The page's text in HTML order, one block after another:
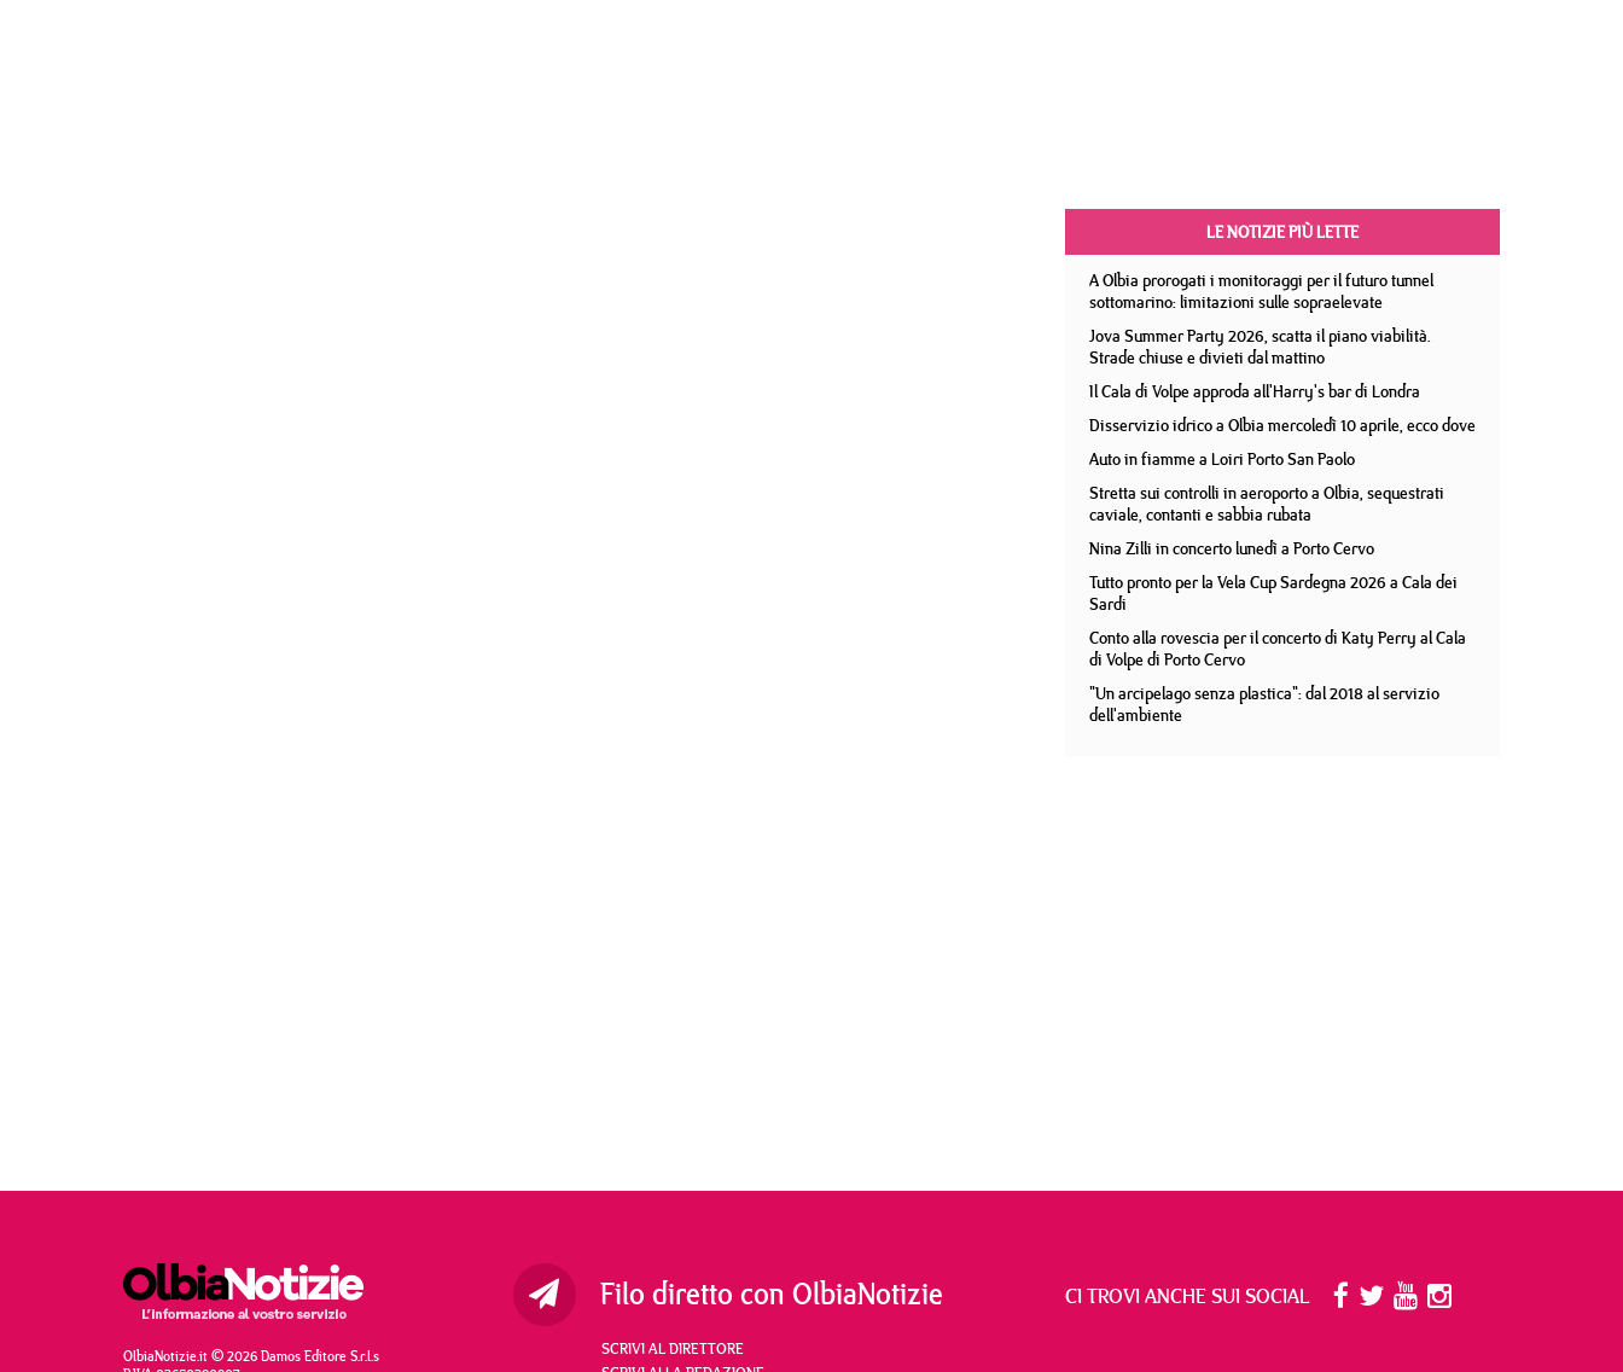
LE NOTIZIE PIÙ LETTE
A Olbia prorogati i monitoraggi per il futuro tunnel
sottomarino: limitazioni sulle sopraelevate
Jova Summer Party 2026, scatta il piano viabilità.
Strade chiuse e divieti dal mattino
Il Cala di Volpe approda all'Harry's bar di Londra
Disservizio idrico a Olbia mercoledì 10 aprile, ecco dove
Auto in fiamme a Loiri Porto San Paolo
Stretta sui controlli in aeroporto a Olbia, sequestrati
caviale, contanti e sabbia rubata
Nina Zilli in concerto lunedì a Porto Cervo
Tutto pronto per la Vela Cup Sardegna 2026 a Cala dei
Sardi
Conto alla rovescia per il concerto di Katy Perry al Cala
di Volpe di Porto Cervo
"Un arcipelago senza plastica": dal 2018 al servizio
dell'ambiente
OlbiaNotizie.it © 2026 Damos Editore S.r.l.s
Filo diretto con OlbiaNotizie
SCRIVI AL DIRETTORE
CI TROVI ANCHE SUI SOCIAL